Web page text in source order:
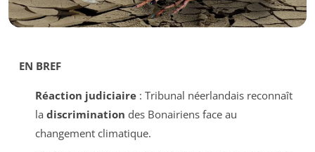
EN BREF
Réaction judiciaire: Tribunal néerlandais reconnaît
la discrimination des Bonairiens face au
changement climatique.